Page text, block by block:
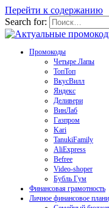
Перейти к содержанию
Search for:
Промокоды
Четыре Лапы
ТопТоп
ВкусВилл
Яндекс
Деливери
ВинЛаб
Газпром
Kari
TanukiFamily
AliExpress
Befree
Video-shoper
Бубль Гум
Финансовая грамотность
Личное финансовое